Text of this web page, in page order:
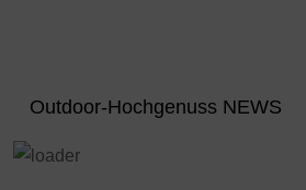
Outdoor-Hochgenuss NEWS